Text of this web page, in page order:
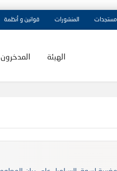
مستجدات المنشورات قوانين و أنظمة
الهيئة المدخرون